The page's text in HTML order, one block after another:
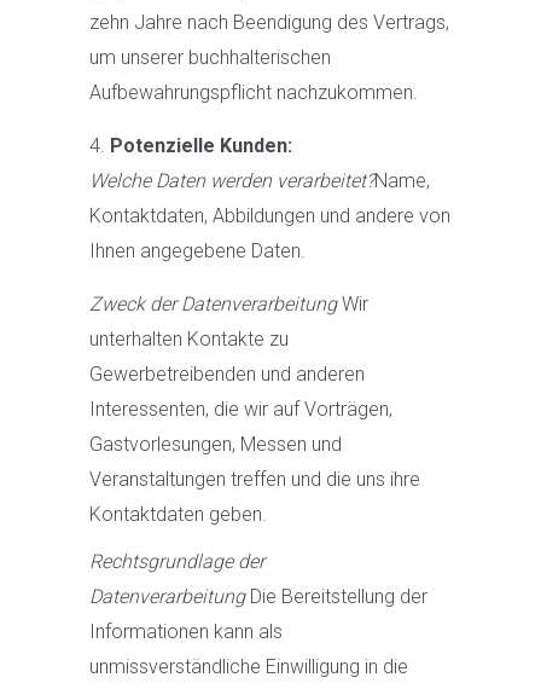
zehn Jahre nach Beendigung des Vertrags,
um unserer buchhalterischen
Aufbewahrungspflicht nachzukommen.
Potenzielle Kunden:
Welche Daten werden verarbeitet?Name,
Kontaktdaten, Abbildungen und andere von
Ihnen angegebene Daten.
Zweck der DatenverarbeitungWir
unterhalten Kontakte zu
Gewerbetreibenden und anderen
Interessenten, die wir auf Vorträgen,
Gastvorlesungen, Messen und
Veranstaltungen treffen und die uns ihre
Kontaktdaten geben.
Rechtsgrundlage der
DatenverarbeitungDie Bereitstellung der
Informationen kann als
unmissverständliche Einwilligung in die